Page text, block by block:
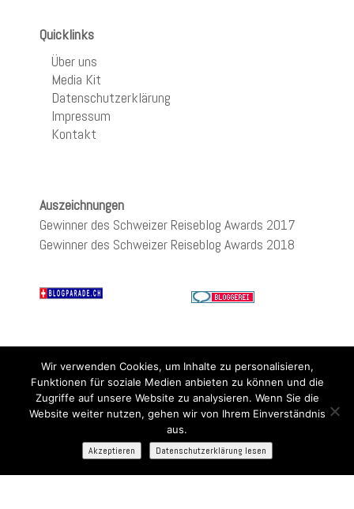
Quicklinks
Über uns
Media Kit
Datenschutzerklärung
Impressum
Kontakt
Auszeichnungen
Gewinner des Schweizer Reiseblog Awards 2017
Gewinner des Schweizer Reiseblog Awards 2018
Wir verwenden Cookies, um Inhalte zu personalisieren,
Funktionen für soziale Medien anbieten zu können und die
Zugriffe auf unsere Website zu analysieren. Wenn Sie die
Website weiter nutzen, gehen wir von Ihrem Einverständnis
aus.
Akzeptieren
Datenschutzerklärung lesen